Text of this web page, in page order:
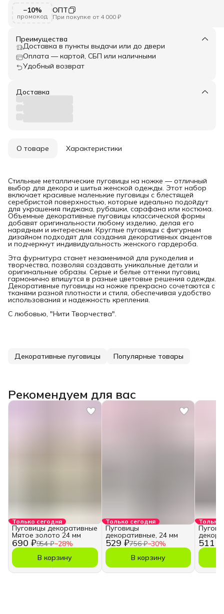
−10%
промокод
ОПТ
При покупке от 4 000 ₽
Преимущества
Доставка в пункты выдачи или до двери
Оплата — картой, СБП или наличными
Удобный возврат
Доставка
О товаре Характеристики
Стильные металлические пуговицы на ножке — отличный
выбор для декора и шитья женской одежды. Этот набор
включает красивые маленькие пуговицы с блестящей
серебристой поверхностью, которые идеально подойдут
для украшения пиджака, рубашки, сарафана или костюма.
Объемные декоративные пуговицы классической формы
добавят оригинальности любому изделию, делая его
нарядным и интересным. Круглые пуговицы с фигурным
дизайном подходят для создания декоративных акцентов
и подчеркнут индивидуальность женского гардероба.
Эта фурнитура станет незаменимой для рукоделия и
творчества, позволяя создавать уникальные детали и
оригинальные образы. Серые и белые оттенки пуговиц
гармонично впишутся в разные цветовые решения одежды.
Декоративные пуговицы на ножке прекрасно сочетаются с
тканями разной плотности и стиля, обеспечивая удобство
использования и надежность крепления.
С любовью, "Нити Творчества".
Декоративные пуговицы Популярные товары
Рекомендуем для вас
Только сегодня
690 ₽954 ₽−28%
Пуговицы декоративные
Мятое золото 24 мм
В корзину
Только сегодня
529 ₽756 ₽−30%
Пуговицы
декоративные, 24 мм
В корзину
Только
511 ₽